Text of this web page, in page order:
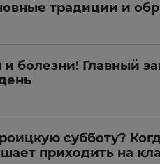
традиции и
болезни! Главный
субботу?
приходить на